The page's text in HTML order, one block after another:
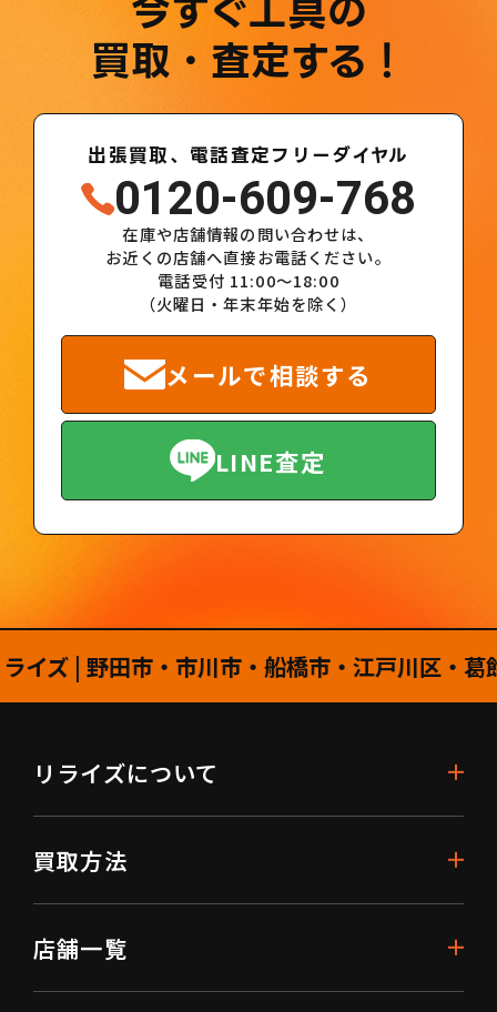
買取・査定する！
出張買取、電話査定フリーダイヤル
0120-609-768
在庫や店舗情報の問い合わせは、
お近くの店舗へ直接お電話ください。
電話受付 11:00～18:00
（火曜日・年末年始を除く）
メールで相談する
LINE査定
田市・市川市・船橋市・江戸川区・葛飾区
リライズについて
買取方法
店舗一覧